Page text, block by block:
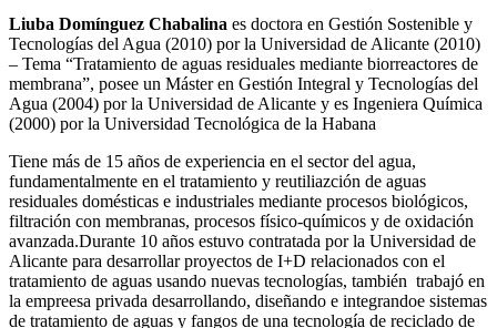
Liuba Domínguez Chabalina es doctora en Gestión Sostenible y
Tecnologías del Agua (2010) por la Universidad de Alicante (2010)
– Tema “Tratamiento de aguas residuales mediante biorreactores de
membrana”, posee un Máster en Gestión Integral y Tecnologías del
Agua (2004) por la Universidad de Alicante y es Ingeniera Química
(2000) por la Universidad Tecnológica de la Habana
Tiene más de 15 años de experiencia en el sector del agua,
fundamentalmente en el tratamiento y reutiliazción de aguas
residuales domésticas e industriales mediante procesos biológicos,
filtración con membranas, procesos físico-químicos y de oxidación
avanzada.Durante 10 años estuvo contratada por la Universidad de
Alicante para desarrollar proyectos de I+D relacionados con el
tratamiento de aguas usando nuevas tecnologías, también trabajó en
la empreesa privada desarrollando, diseñando e integrandoe sistemas
de tratamiento de aguas y fangos de una tecnología de reciclado de